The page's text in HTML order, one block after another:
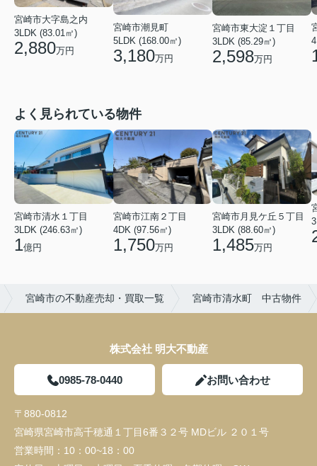
宮崎市大字島之内
3LDK (83.01㎡)
2,880万円
宮崎市潮見町
5LDK (168.00㎡)
3,180万円
宮崎市東大淀１丁目
3LDK (85.29㎡)
2,598万円
よく見られている物件
宮崎市清水１丁目
3LDK (246.63㎡)
1億円
宮崎市江南２丁目
4DK (97.56㎡)
1,750万円
宮崎市月見ケ丘５丁目
3LDK (88.60㎡)
1,485万円
宮崎市の不動産売却・買取一覧 宮崎市清水町 中古物件
株式会社 明大不動産
0985-78-0440 お問い合わせ
〒880-0812
宮崎県宮崎市高千穂通１丁目6番３２号 MDビル ２０１号
営業時間： 10：00~18：00